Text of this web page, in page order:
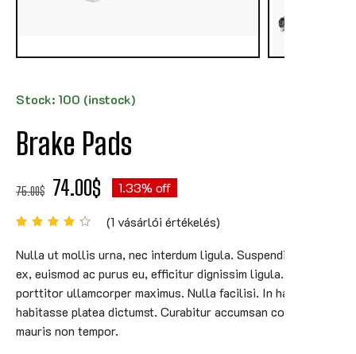
Stock: 100 (instock)
Brake Pads
75.00$ 74.00$ 1.33% off
(1 vásárlói értékelés)
Nulla ut mollis urna, nec interdum ligula. Suspendisse nisi
ex, euismod ac purus eu, efficitur dignissim ligula. Duis
porttitor ullamcorper maximus. Nulla facilisi. In hac
habitasse platea dictumst. Curabitur accumsan consequat
mauris non tempor.